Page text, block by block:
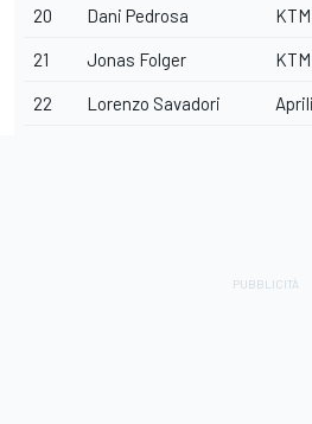
20 Dani Pedrosa KTM
21 Jonas Folger KTM
22 Lorenzo Savadori